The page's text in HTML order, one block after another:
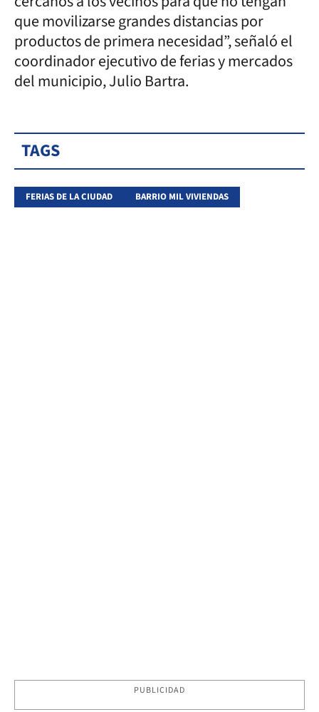
que movilizarse grandes distancias por
productos de primera necesidad”, señaló el
coordinador ejecutivo de ferias y mercados
del municipio, Julio Bartra.
TAGS
FERIAS DE LA CIUDAD BARRIO MIL VIVIENDAS
PUBLICIDAD